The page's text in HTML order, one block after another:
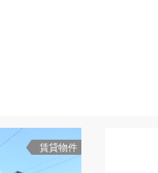
賃貸物件